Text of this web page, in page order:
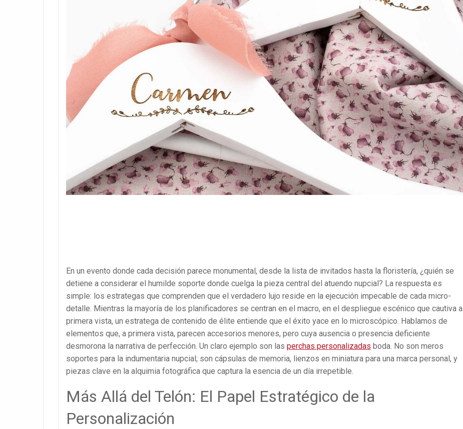
En un evento donde cada decisión parece monumental, desde la lista de invitados hasta la floristería, ¿quién se
detiene a considerar el humilde soporte donde cuelga la pieza central del atuendo nupcial? La respuesta es
simple: los estrategas que comprenden que el verdadero lujo reside en la ejecución impecable de cada micro-
detalle. Mientras la mayoría de los planificadores se centran en el macro, en el despliegue escénico que cautiva a
primera vista, un estratega de contenido de élite entiende que el éxito yace en lo microscópico. Hablamos de
elementos que, a primera vista, parecen accesorios menores, pero cuya ausencia o presencia deficiente
desmorona la narrativa de perfección. Un claro ejemplo son las perchas personalizadas boda. No son meros
soportes para la indumentaria nupcial; son cápsulas de memoria, lienzos en miniatura para una marca personal, y
piezas clave en la alquimia fotográfica que captura la esencia de un día irrepetible.
Más Allá del Telón: El Papel Estratégico de la
Personalización